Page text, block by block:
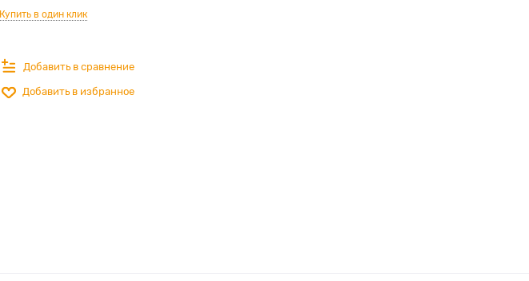
Купить в один клик
Добавить в сравнение
Добавить в избранное